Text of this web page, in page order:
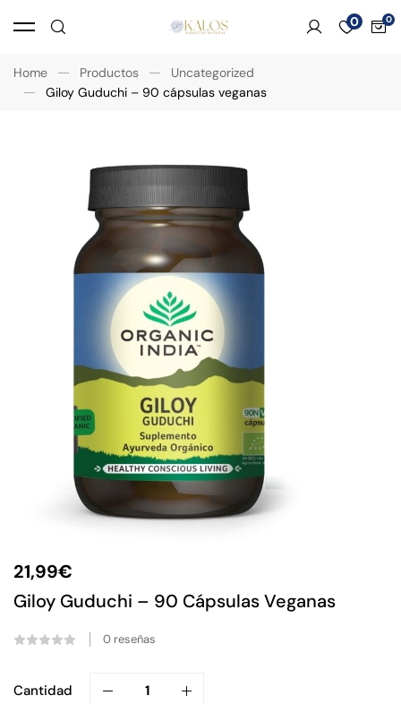
0
Home Productos
Uncategorized
Giloy Guduchi – 90 cápsulas veganas
21,99€
Giloy Guduchi – 90 Cápsulas Veganas
0 reseñas
Cantidad